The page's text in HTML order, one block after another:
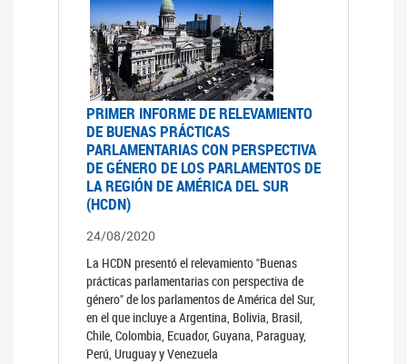
PRIMER INFORME DE RELEVAMIENTO
DE BUENAS PRÁCTICAS
PARLAMENTARIAS CON PERSPECTIVA
DE GÉNERO DE LOS PARLAMENTOS DE
LA REGIÓN DE AMÉRICA DEL SUR
(HCDN)
24/08/2020
La HCDN presentó el relevamiento "Buenas
prácticas parlamentarias con perspectiva de
género" de los parlamentos de América del Sur,
en el que incluye a Argentina, Bolivia, Brasil,
Chile, Colombia, Ecuador, Guyana, Paraguay,
Perú, Uruguay y Venezuela